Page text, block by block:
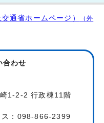
通省ホームページ）
（外
合わせ
1-2-2 行政棟11階
：098-866-2399